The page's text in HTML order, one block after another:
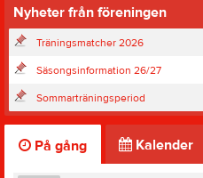
Nyheter från föreningen
Träningsmatcher 2026
Säsongsinformation 26/27
Sommarträningsperiod
På gång Kalender